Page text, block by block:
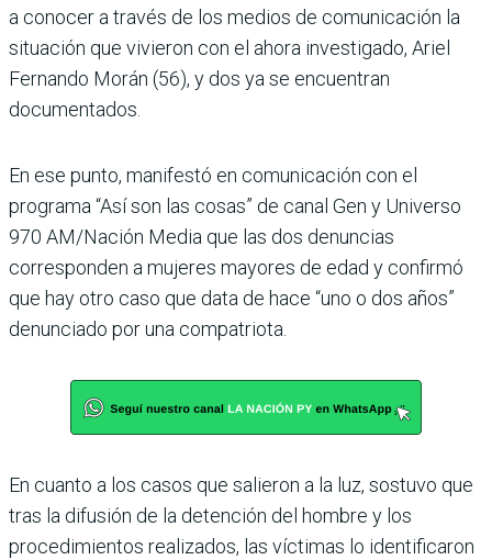
a conocer a través de los medios de comunicación la
situación que vivieron con el ahora investigado, Ariel
Fernando Morán (56), y dos ya se encuentran
documentados.
En ese punto, manifestó en comunicación con el
programa “Así son las cosas” de canal Gen y Universo
970 AM/Nación Media que las dos denuncias
corresponden a mujeres mayores de edad y confirmó
que hay otro caso que data de hace “uno o dos años”
denunciado por una compatriota.
En cuanto a los casos que salieron a la luz, sostuvo que
tras la difusión de la detención del hombre y los
procedimientos realizados, las víctimas lo identificaron